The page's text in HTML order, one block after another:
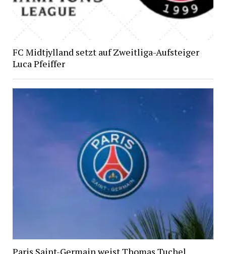
FC Midtjylland setzt auf Zweitliga-Aufsteiger
Luca Pfeiffer